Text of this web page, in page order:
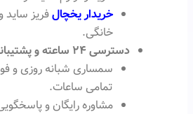
خریدار یخچالفریز ساید
خانگی.
دسترسی ۲۴ ساعته و پشتیبانی تخصصی:
سمساری شبانه روزی و
تمامی ساعات.